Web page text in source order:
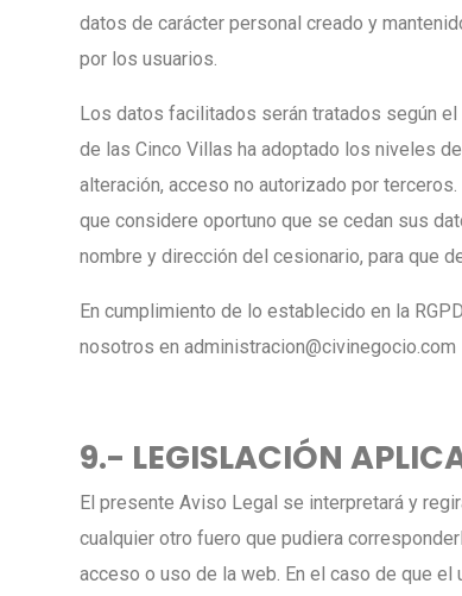
datos de carácter personal creado y
por los usuarios.
Los datos facilitados serán tratados según
de las Cinco Villas ha adoptado los niveles
alteración, acceso no autorizado por
que considere oportuno que se cedan sus
nombre y dirección del cesionario, para que
En cumplimiento de lo establecido en la
nosotros en administracion@civinegocio.com
9.- LEGISLACIÓN
El presente Aviso Legal se interpretará y
cualquier otro fuero que pudiera
acceso o uso de la web. En el caso de que